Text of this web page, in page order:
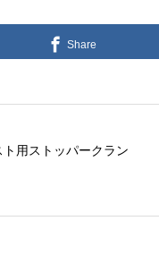
Share
ト用ストッパークラン